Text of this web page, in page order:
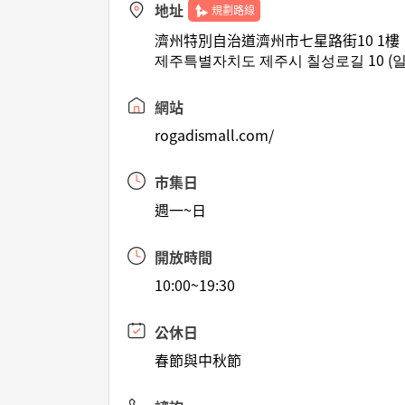
地址 規劃路線
濟州特別自治道濟州市七星路街10 1樓
제주특별자치도 제주시 칠성로길 10 (
網站
rogadismall.com/
市集日
週一~日
開放時間
10:00~19:30
公休日
春節與中秋節